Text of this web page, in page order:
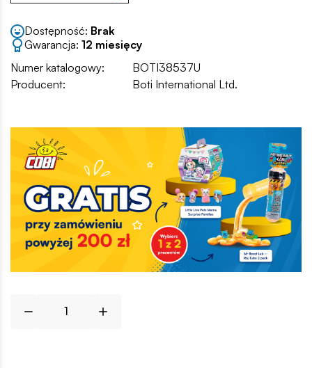
Dostępność: Brak
Gwarancja: 12 miesięcy
Numer katalogowy:
BOTI38537U
Producent:
Boti International Ltd.